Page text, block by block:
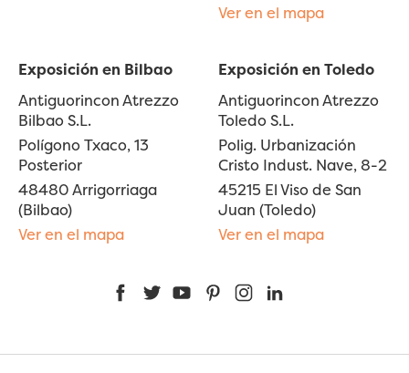
Ver en el mapa
Exposición en Bilbao
Antiguorincon Atrezzo
Bilbao S.L.
Polígono Txaco, 13
Posterior
48480 Arrigorriaga
(Bilbao)
Ver en el mapa
Exposición en Toledo
Antiguorincon Atrezzo
Toledo S.L.
Polig. Urbanización
Cristo Indust. Nave, 8-2
45215 El Viso de San
Juan (Toledo)
Ver en el mapa
FacebookTwitterYouTubePinterestInstagram